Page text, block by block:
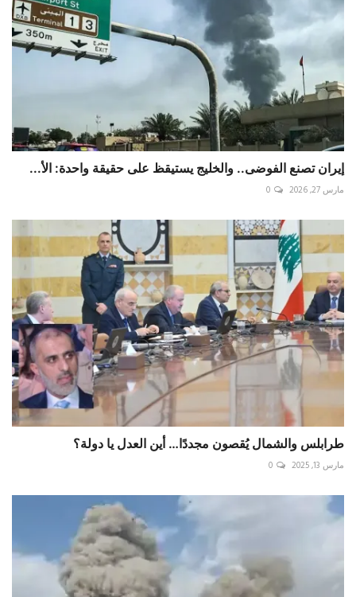
إيران تصنع الفوضى.. والخليج يستيقظ على حقيقة واحدة: الأ...
مارس 27, 2026 0
طرابلس والشمال يُقصون مجددًا… أين العدل يا دولة؟
مارس 13, 2025 0